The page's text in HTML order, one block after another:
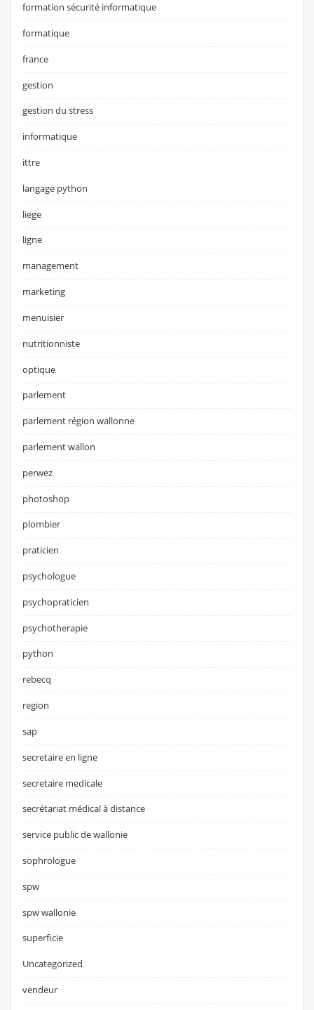
formation sécurité informatique
formatique
france
gestion
gestion du stress
informatique
ittre
langage python
liege
ligne
management
marketing
menuisier
nutritionniste
optique
parlement
parlement région wallonne
parlement wallon
perwez
photoshop
plombier
praticien
psychologue
psychopraticien
psychotherapie
python
rebecq
region
sap
secretaire en ligne
secretaire medicale
secrétariat médical à distance
service public de wallonie
sophrologue
spw
spw wallonie
superficie
Uncategorized
vendeur